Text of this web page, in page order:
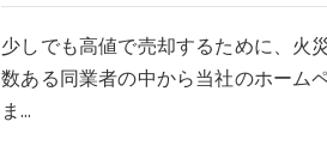
少しでも高値で売却するために、火
数ある同業者の中から当社のホーム
ま…